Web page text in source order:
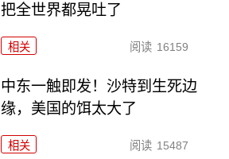
把全世界都晃吐了
相关 阅读 16159
中东一触即发！沙特到生死边
缘，美国的饵太大了
相关 阅读 15487